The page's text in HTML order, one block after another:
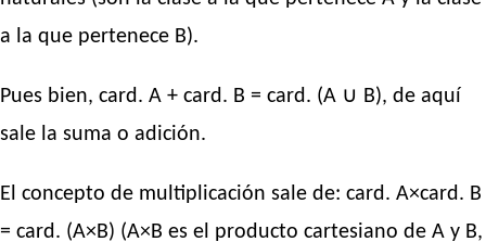
a la que pertenece B).
Pues bien, card. A + card. B = card. (A ∪ B), de aquí
sale la suma o adición.
El concepto de multiplicación sale de: card. A×card. B
= card. (A×B) (A×B es el producto cartesiano de A y B,